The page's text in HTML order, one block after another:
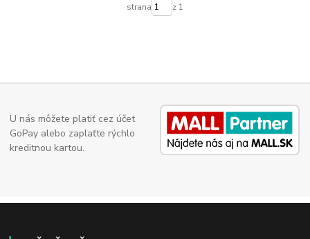
strana z 1
U nás môžete platiť cez účet
GoPay alebo zaplaťte rýchlo
kreditnou kartou.